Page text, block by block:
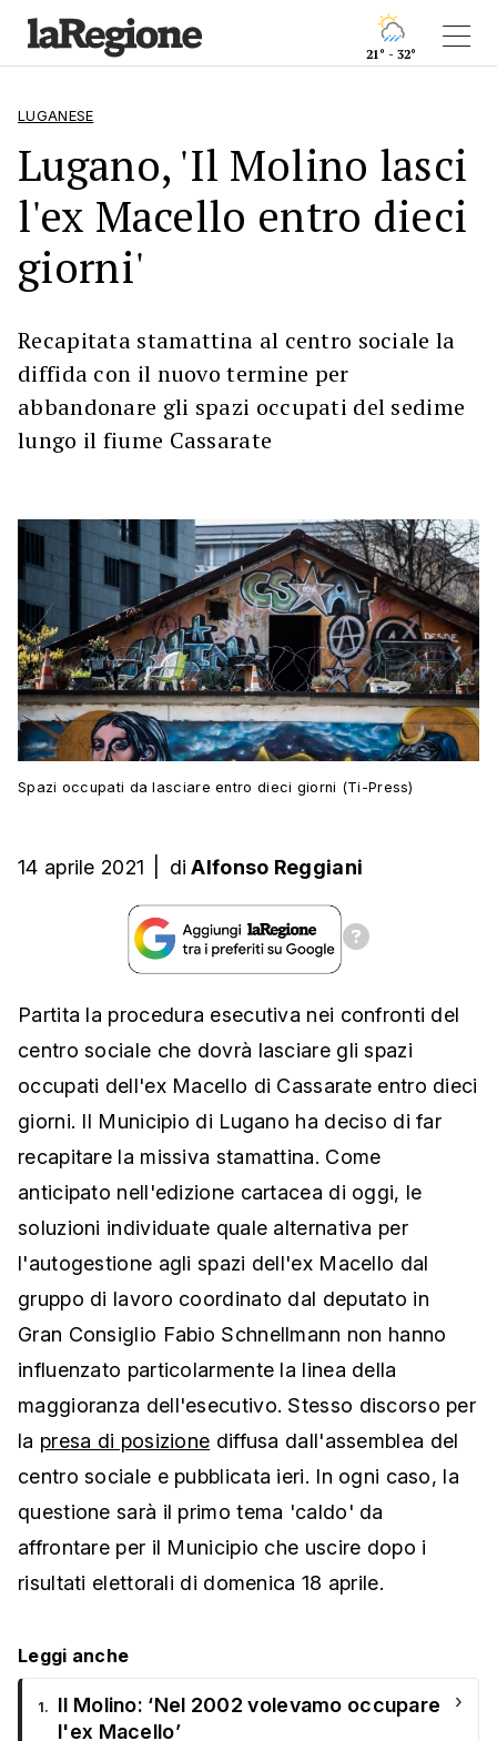
21° - 32°
LUGANESE
Lugano, 'Il Molino lasci
l'ex Macello entro dieci
giorni'
Recapitata stamattina al centro sociale la
diffida con il nuovo termine per
abbandonare gli spazi occupati del sedime
lungo il fiume Cassarate
Spazi occupati da lasciare entro dieci giorni (Ti-Press)
14 aprile 2021 di Alfonso Reggiani
Partita la procedura esecutiva nei confronti del
centro sociale che dovrà lasciare gli spazi
occupati dell'ex Macello di Cassarate entro dieci
giorni. Il Municipio di Lugano ha deciso di far
recapitare la missiva stamattina. Come
anticipato nell'edizione cartacea di oggi, le
soluzioni individuate quale alternativa per
l'autogestione agli spazi dell'ex Macello dal
gruppo di lavoro coordinato dal deputato in
Gran Consiglio Fabio Schnellmann non hanno
influenzato particolarmente la linea della
maggioranza dell'esecutivo. Stesso discorso per
la presa di posizione diffusa dall'assemblea del
centro sociale e pubblicata ieri. In ogni caso, la
questione sarà il primo tema 'caldo' da
affrontare per il Municipio che uscire dopo i
risultati elettorali di domenica 18 aprile.
Leggi anche
1.
Il Molino: ‘Nel 2002 volevamo occupare
l'ex Macello’
›